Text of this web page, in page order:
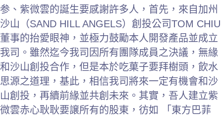
参、紫微雲的誕生要感謝許多人，首先，來自加州
沙山（SAND HILL ANGELS）創投公司TOM CHIU
董事的抬愛眼神，並極力鼓勵本人開發產品並成立
我司。雖然迄今我司因所有團隊成員之決議，無緣
和沙山創投合作，但是本於吃菓子要拜樹頭，飲水
思源之道理，基此，相信我司將來一定有機會和沙
山創投，再續前緣並共創未來。其實，吾人建立紫
微雲赤心耿耿要譲所有的股東，彷如 「東方巴菲